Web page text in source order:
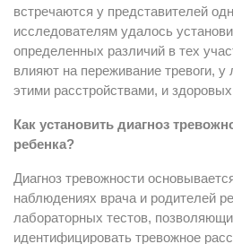
встречаются у представителей
исследователям удалось
определенных различий в тех
влияют на переживание тревоги,
этими расстройствами, и
Как установить диагноз
ребенка?
Диагноз тревожности
наблюдениях врача и родителей
лабораторных тестов,
идентифицировать тревожное